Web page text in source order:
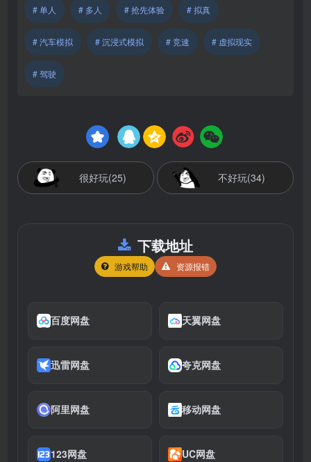
# 单人 # 多人 # 抢先体验 # 拟真
# 汽车模拟 # 沉浸式模拟 # 竞速 # 虚拟现实
# 驾驶
很好玩(25) 不好玩(34)
下载地址
游戏帮助 资源报错
百度网盘 天翼网盘
迅雷网盘 夸克网盘
阿里网盘 移动网盘
123网盘 UC网盘